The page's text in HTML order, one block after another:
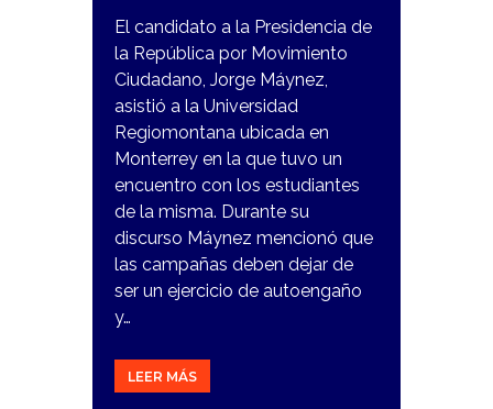
El candidato a la Presidencia de
la República por Movimiento
Ciudadano, Jorge Máynez,
asistió a la Universidad
Regiomontana ubicada en
Monterrey en la que tuvo un
encuentro con los estudiantes
de la misma. Durante su
discurso Máynez mencionó que
las campañas deben dejar de
ser un ejercicio de autoengaño
y…
LEER MÁS